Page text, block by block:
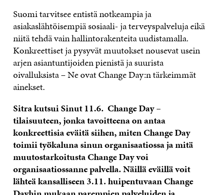
Suomi tarvitsee entistä notkeampia ja
asiakaslähtöisempiä sosiaali- ja terveyspalveluja eikä
niitä tehdä vain hallintorakenteita uudistamalla.
Konkreettiset ja pysyvät muutokset nousevat usein
arjen asiantuntijoiden pienistä ja suurista
oivalluksista – Ne ovat Change Day:n tärkeimmät
ainekset.
Sitra kutsui Sinut 11.6. Change Day –
tilaisuuteen, jonka tavoitteena on antaa
konkreettisia eväitä siihen, miten Change Day
toimii työkaluna sinun organisaatiossa ja mitä
muutostarkoitusta Change Day voi
organisaatiossanne palvella. Näillä eväillä voit
lähteä kansalliseen 3.11. huipentuvaan Change